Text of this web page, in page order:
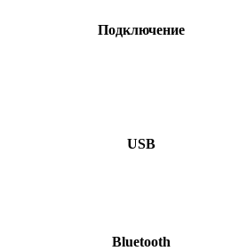
Подключение
USB
Bluetooth